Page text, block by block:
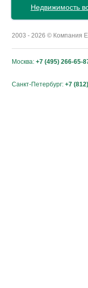
Недвижимость
2003 - 2026 © Компания
Москва: +7 (495) 266-65-
Санкт-Петербург: +7